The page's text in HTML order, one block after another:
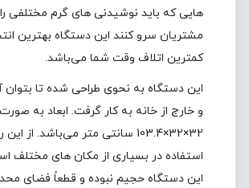
هایی که باید نوشیدنی های گرم مختلفی را
مشتریان سرو کنند این دستگاه بهترین
کمترین اتلاف وقت شما می‌باشد.
این دستگاه به نحوی طراحی شده تا بتوان
و خارج از خانه به کار گرفت. ابعاد به صورت
32×32×103.4 سانتی متر می‌باشد. از
استفاده در بسیاری از مکان های مختلف
این دستگاه حجیم نبوده و قطعاً فضای